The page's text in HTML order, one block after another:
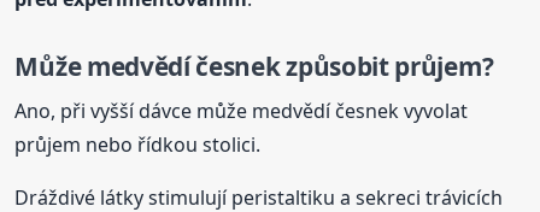
Může medvědí česnek způsobit průjem?
Ano, při vyšší dávce může medvědí česnek vyvolat
průjem nebo řídkou stolici.
Dráždivé látky stimulují peristaltiku a sekreci trávicích